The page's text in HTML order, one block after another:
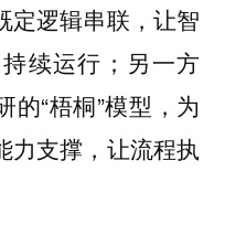
定逻辑串联，让智
续运行；另一方
“梧桐”模型，为
力支撑，让流程执